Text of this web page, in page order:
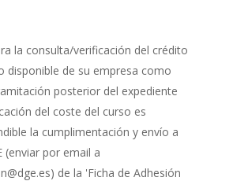
la consulta/verificación del crédito
disponible de su empresa como
posterior del expediente
del coste del curso es
la cumplimentación y envío a
(enviar por email a
de la 'Ficha de Adhesión